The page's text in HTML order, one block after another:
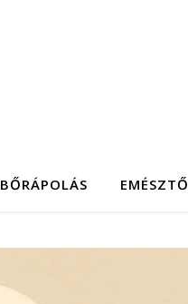
BŐRÁPOLÁS